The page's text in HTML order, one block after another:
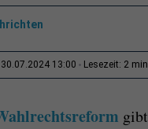
13:00 Lesezeit: 2 min